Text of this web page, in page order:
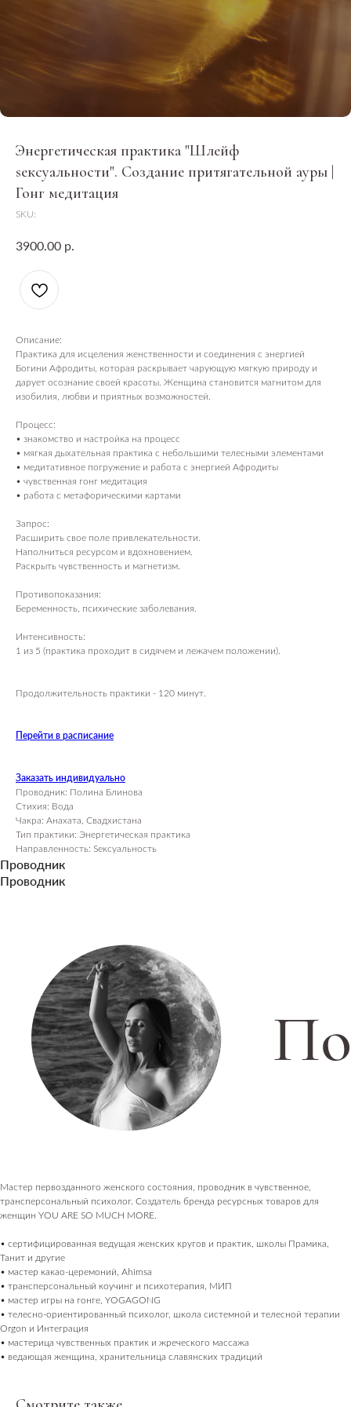
Энергетическая практика "Шлейф
sексуальности". Создание притягательной ауры |
Гонг медитация
SKU:
3900.00 р.
Описание:
Практика для исцеления женственности и соединения с энергией
Богини Афродиты, которая раскрывает чарующую мягкую природу и
дарует осознание своей красоты. Женщина становится магнитом для
изобилия, любви и приятных возможностей.
Процесс:
• знакомство и настройка на процесс
• мягкая дыхательная практика с небольшими телесными элементами
• медитативное погружение и работа с энергией Афродиты
• чувственная гонг медитация
• работа с метафорическими картами
Запрос:
Расширить свое поле привлекательности.
Наполниться ресурсом и вдохновением.
Раскрыть чувственность и магнетизм.
Противопоказания:
Беременность, психические заболевания.
Интенсивность:
1 из 5 (практика проходит в сидячем и лежачем положении).
Продолжительность практики - 120 минут.
Перейти в расписание
Заказать индивидуально
Проводник: Полина Блинова
Стихия: Вода
Чакра: Анахата, Свадхистана
Тип практики: Энергетическая практика
Направленность: Sексуальность
Проводник
Проводник
Мастер первозданного женского состояния, проводник в чувственное,
трансперсональный психолог. Создатель бренда ресурсных товаров для
женщин YOU ARE SO MUCH MORE.
• сертифицированная ведущая женских кругов и практик, школы Прамика,
Танит и другие
• мастер какао-церемоний, Ahimsa
• трансперсональный коучинг и психотерапия, МИП
• мастер игры на гонге, YOGAGONG
• телесно-ориентированный психолог, школа системной и телесной терапии
Orgon и Интеграция
• мастерица чувственных практик и жреческого массажа
• ведающая женщина, хранительница славянских традиций
ПОСЕТИТЕЛЯМ
ПАРТНЕРАМ
Пространство
Магазин
Контакты
Сотрудничество